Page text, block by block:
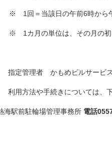
の午前6時から午後9時
は、その月の初日から
理者 かもめビルサービス株
きについては、下記へ
場管理事務所 電話